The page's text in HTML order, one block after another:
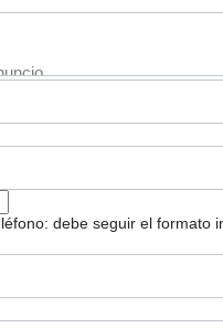
debe seguir el formato